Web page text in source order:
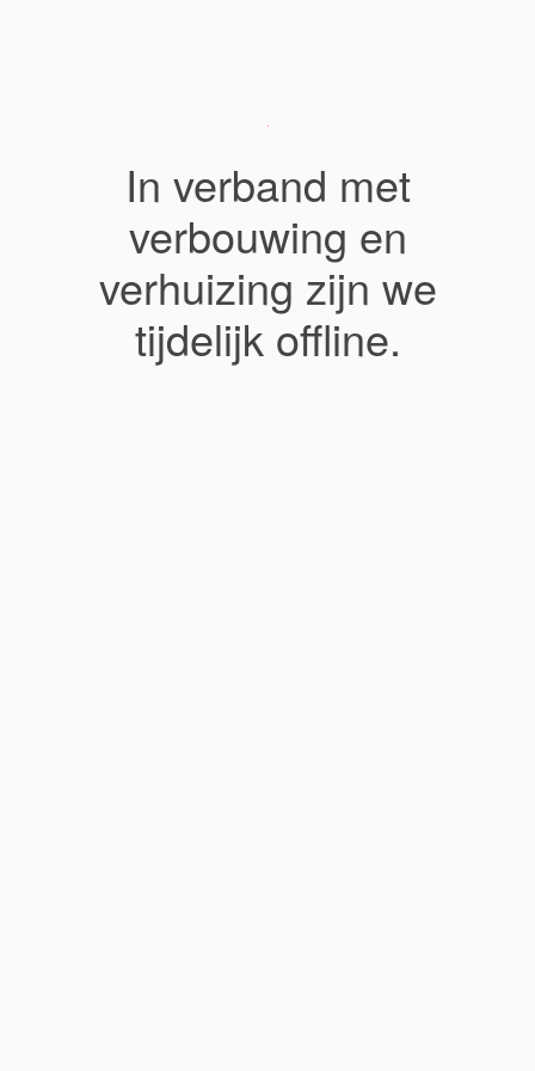
In verband met
verbouwing en
verhuizing zijn we
tijdelijk offline.